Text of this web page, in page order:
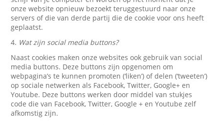
onze website opnieuw bezoekt teruggestuurd naar onze
servers of die van derde partij die de cookie voor ons heeft
geplaatst.
4. Wat zijn social media buttons?
Naast cookies maken onze websites ook gebruik van social
media buttons. Deze buttons zijn opgenomen om
webpagina’s te kunnen promoten (‘liken’) of delen (‘tweeten’)
op sociale netwerken als Facebook, Twitter, Google+ en
Youtube. Deze buttons werken door middel van stukjes
code die van Facebook, Twitter, Google + en Youtube zelf
afkomstig zijn.